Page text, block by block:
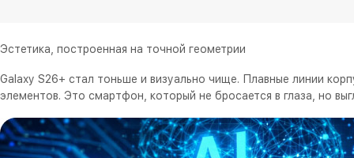
Эстетика, построенная на точной геометрии
Galaxy S26+ стал тоньше и визуально чище. Плавные линии
элементов. Это смартфон, который не бросается в глаза, но